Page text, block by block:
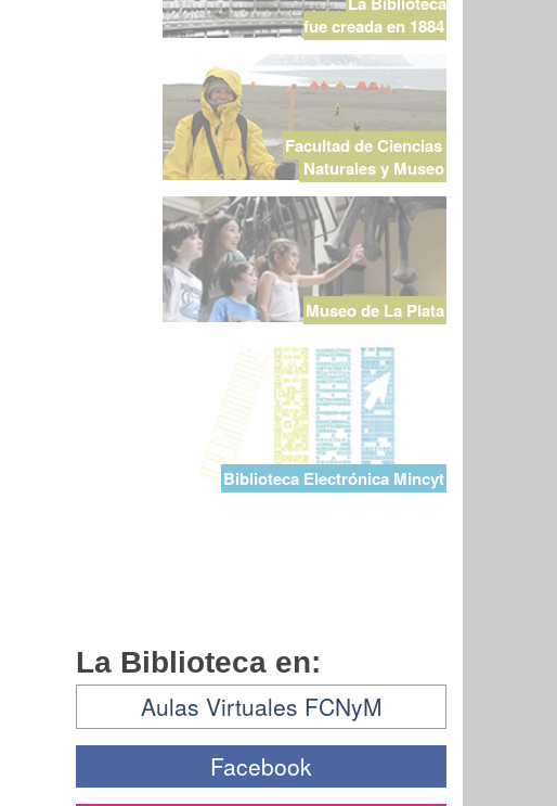
fue creada en 1884
Facultad de Ciencias
Naturales y Museo
Museo de La Plata
Biblioteca Electrónica Mincyt
La Biblioteca en:
Aulas Virtuales FCNyM
Facebook